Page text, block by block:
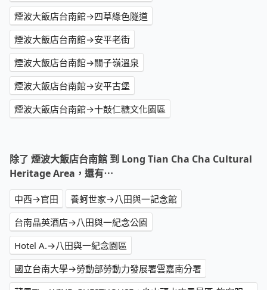
煙波大飯店台南館→四草綠色隧道
煙波大飯店台南館→安平老街
煙波大飯店台南館→關子嶺溫泉
煙波大飯店台南館→安平古堡
煙波大飯店台南館→十鼓仁糖文化園區
除了 煙波大飯店台南館 到 Long Tian Cha Cha Cultural
Heritage Area，還有⋯
中西→官田
養蚵世家→八田與一記念館
台南晶英酒店→八田與一紀念公園
Hotel A.→八田與一紀念園區
國立台南大學→勞動部勞動力發展署雲嘉南分署